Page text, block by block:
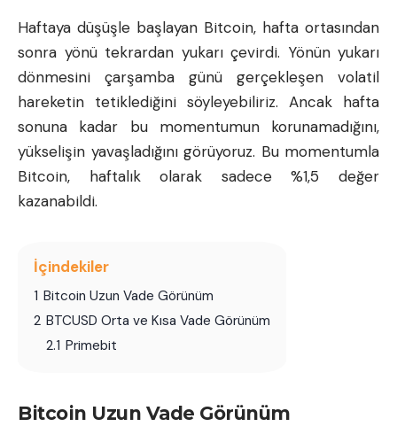
Haftaya düşüşle başlayan Bitcoin, hafta ortasından
sonra yönü tekrardan yukarı çevirdi. Yönün yukarı
dönmesini çarşamba günü gerçekleşen volatil
hareketin tetiklediğini söyleyebiliriz. Ancak hafta
sonuna kadar bu momentumun korunamadığını,
yükselişin yavaşladığını görüyoruz. Bu momentumla
Bitcoin, haftalık olarak sadece %1,5 değer
kazanabildi.
İçindekiler
1 Bitcoin Uzun Vade Görünüm
2 BTCUSD Orta ve Kısa Vade Görünüm
2.1 Primebit
Bitcoin Uzun Vade Görünüm